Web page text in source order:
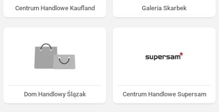
Centrum Handlowe Kaufland Galeria Skarbek
Dom Handlowy Ślązak Centrum Handlowe Supersam